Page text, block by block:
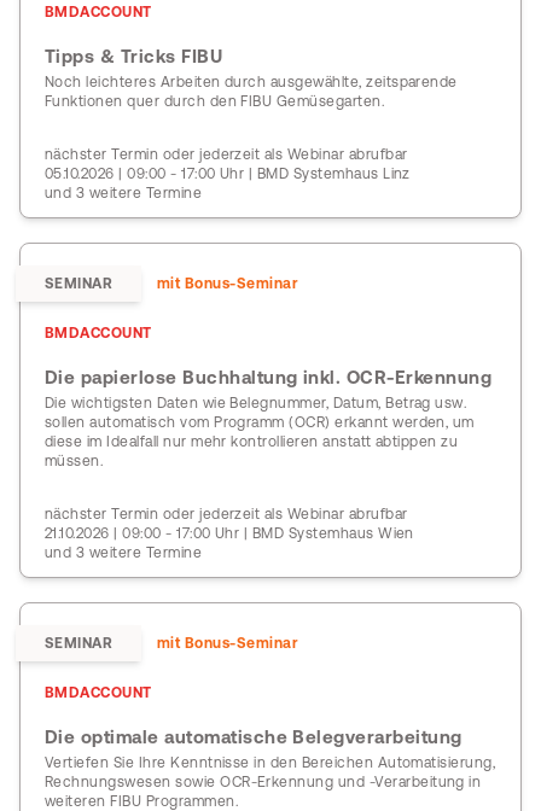
BMDACCOUNT
Tipps & Tricks FIBU
Noch leichteres Arbeiten durch ausgewählte, zeitsparende
Funktionen quer durch den FIBU Gemüsegarten.
nächster Termin oder jederzeit als Webinar abrufbar
05.10.2026 | 09:00 - 17:00 Uhr | BMD Systemhaus Linz
und 3 weitere Termine
SEMINAR mit Bonus-Seminar
BMDACCOUNT
Die papierlose Buchhaltung inkl. OCR-Erkennung
Die wichtigsten Daten wie Belegnummer, Datum, Betrag usw.
sollen automatisch vom Programm (OCR) erkannt werden, um
diese im Idealfall nur mehr kontrollieren anstatt abtippen zu
müssen.
nächster Termin oder jederzeit als Webinar abrufbar
21.10.2026 | 09:00 - 17:00 Uhr | BMD Systemhaus Wien
und 3 weitere Termine
SEMINAR mit Bonus-Seminar
BMDACCOUNT
Die optimale automatische Belegverarbeitung
Vertiefen Sie Ihre Kenntnisse in den Bereichen Automatisierung,
Rechnungswesen sowie OCR-Erkennung und -Verarbeitung in
weiteren FIBU Programmen.